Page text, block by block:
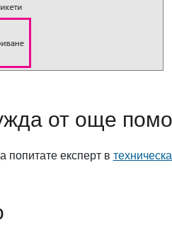
от още
попитате експерт в